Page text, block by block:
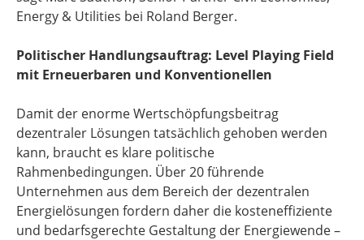
Energy & Utilities bei Roland Berger.
Politischer Handlungsauftrag: Level Playing Field
mit Erneuerbaren und Konventionellen
Damit der enorme Wertschöpfungsbeitrag
dezentraler Lösungen tatsächlich gehoben werden
kann, braucht es klare politische
Rahmenbedingungen. Über 20 führende
Unternehmen aus dem Bereich der dezentralen
Energielösungen fordern daher die kosteneffiziente
und bedarfsgerechte Gestaltung der Energiewende –